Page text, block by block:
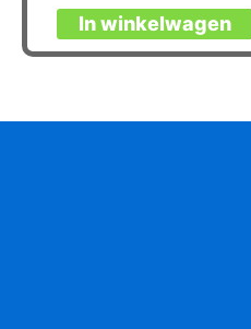
In winkelwagen